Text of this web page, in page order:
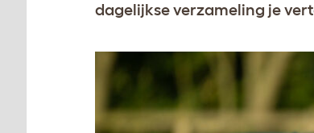
dagelijkse verzameling je